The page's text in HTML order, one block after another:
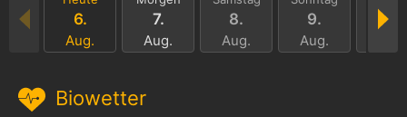
6.
Aug.
7.
Aug.
8.
Aug.
9.
Aug.
10.
Biowetter